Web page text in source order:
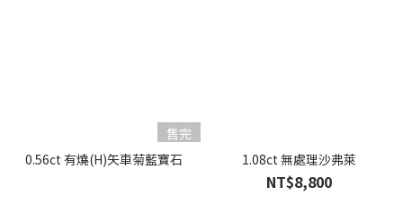
售完
0.56ct 有燒(H)矢車菊藍寶石
1.08ct 無處理沙弗萊
NT$8,800